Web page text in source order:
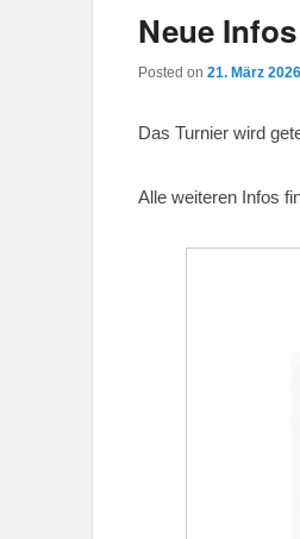
Neue
Posted on 21. März 2026
Das Turnier wird
Alle weiteren Infos